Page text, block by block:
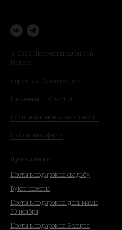
© 2025 Цветочный салон Fun
Floristic
Пермь, ул. Советская, 65а
Ежедневно: 9:00–21:00
Политика конфиденциальности
Публичная оферта
Праздники
Цветы в подарок на свадьбу
Букет невесты
Цветы в подарок на день мамы
30 ноября
Цветы в подарок на 8 марта